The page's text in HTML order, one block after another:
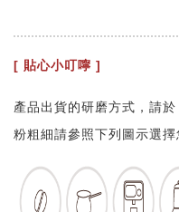
[ 貼心小叮嚀 ]
產品出貨的研磨方式，請
粉粗細請參照下列圖示選